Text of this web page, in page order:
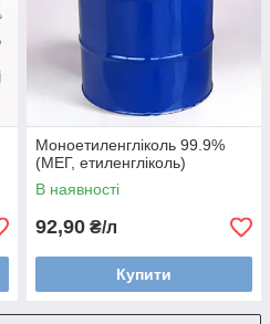
Моноетиленгліколь 99.9%
(МЕГ, етиленгліколь)
В наявності
92,90 ₴/л
Купити